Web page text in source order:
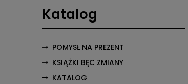
Katalog
POMYSŁ NA PREZENT
KSIĄŻKI BĘC ZMIANY
KATALOG